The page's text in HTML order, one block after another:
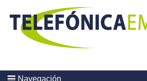
content
Navegación